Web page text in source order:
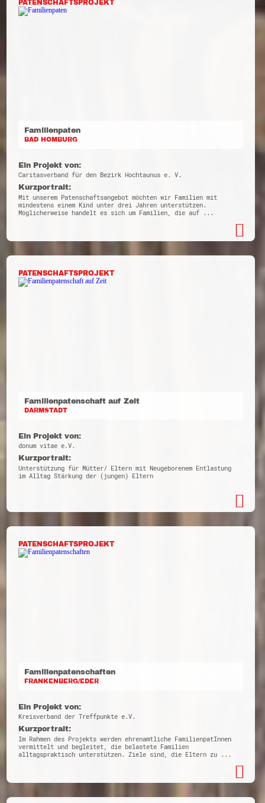
PATENSCHAFTSPROJEKT
Familienpaten
BAD HOMBURG
Ein Projekt von:
Caritasverband für den Bezirk Hochtaunus e. V.
Kurzportrait:
Mit unserem Patenschaftsangebot möchten wir Familien mit
mindestens einem Kind unter drei Jahren unterstützen.
Möglicherweise handelt es sich um Familien, die auf ...
PATENSCHAFTSPROJEKT
Familienpatenschaft auf Zeit
DARMSTADT
Ein Projekt von:
donum vitae e.V.
Kurzportrait:
Unterstützung für Mütter/ Eltern mit Neugeborenem Entlastung
im Alltag Stärkung der (jungen) Eltern
PATENSCHAFTSPROJEKT
Familienpatenschaften
FRANKENBERG/EDER
Ein Projekt von:
Kreisverband der Treffpunkte e.V.
Kurzportrait:
Im Rahmen des Projekts werden ehrenamtliche FamilienpatInnen
vermittelt und begleitet, die belastete Familien
alltagspraktisch unterstützen. Ziele sind, die Eltern zu ...